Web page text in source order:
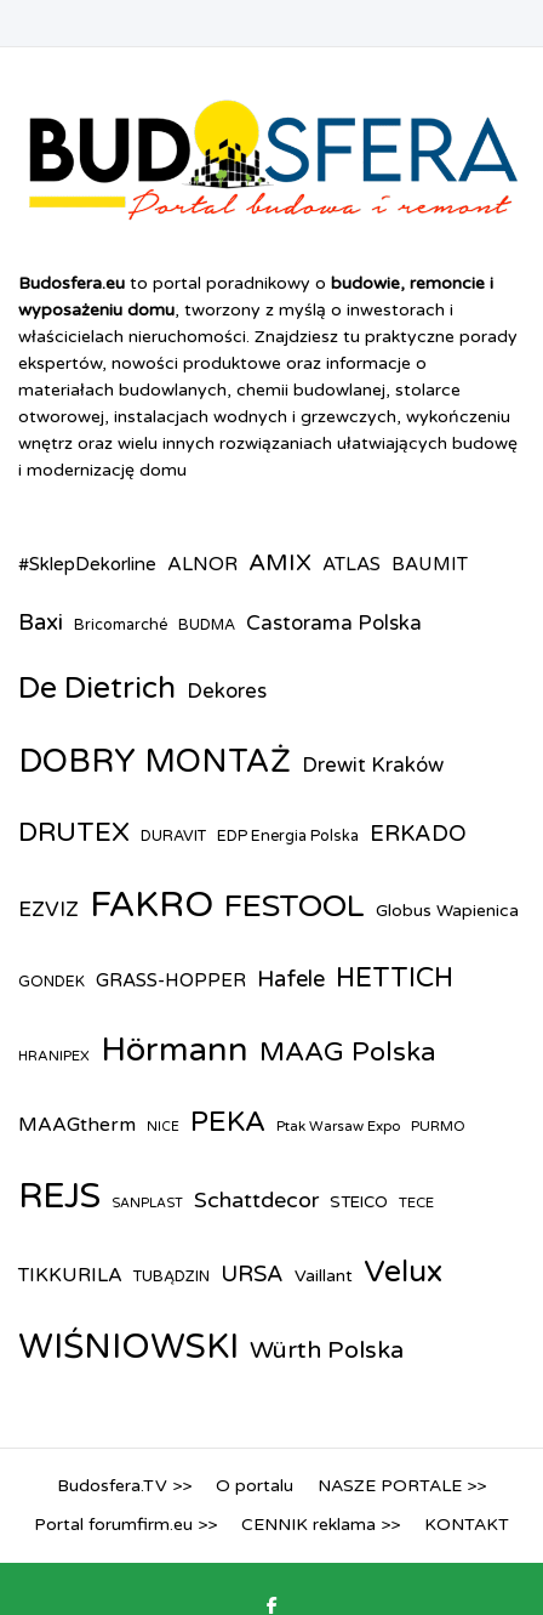
Budosfera.eu to portal poradnikowy o budowie, remoncie i
wyposażeniu domu, tworzony z myślą o inwestorach i
właścicielach nieruchomości. Znajdziesz tu praktyczne porady
ekspertów, nowości produktowe oraz informacje o
materiałach budowlanych, chemii budowlanej, stolarce
otworowej, instalacjach wodnych i grzewczych, wykończeniu
wnętrz oraz wielu innych rozwiązaniach ułatwiających budowę
i modernizację domu
#SklepDekorline ALNOR AMIX ATLAS BAUMIT
Baxi Bricomarché BUDMA Castorama Polska
De Dietrich Dekores
DOBRY MONTAŻ Drewit Kraków
DRUTEX DURAVIT EDP Energia Polska ERKADO
EZVIZ FAKRO FESTOOL Globus Wapienica
GONDEK GRASS-HOPPER Hafele HETTICH
HRANIPEX Hörmann MAAG Polska
MAAGtherm NICE PEKA Ptak Warsaw Expo PURMO
REJS SANPLAST Schattdecor STEICO TECE
TIKKURILA TUBĄDZIN URSA Vaillant Velux
WIŚNIOWSKI Würth Polska
Budosfera.TV >> O portalu
NASZE PORTALE >>
Portal forumfirm.eu >>
CENNIK reklama >> KONTAKT